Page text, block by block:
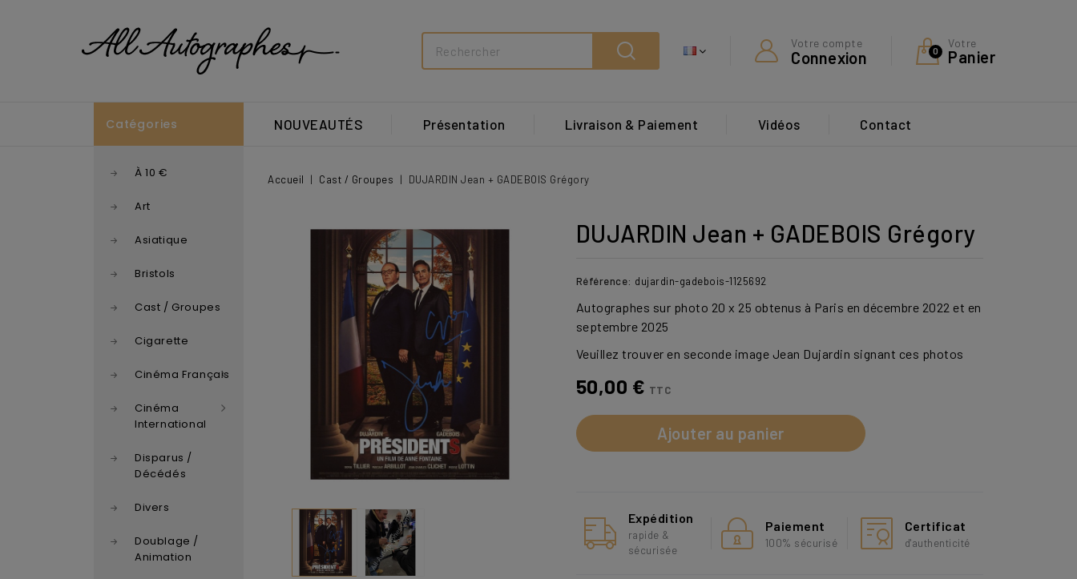
Votre
Panier
0
Votre compte
Connexion
Search
NOUVEAUTÉS Présentation Livraison & Paiement Vidéos Contact
Catégories
À 10 €
Art
Asiatique
Bristols
Cast / Groupes
Cigarette
Cinéma Français
Cinéma
International
Disparus /
Décédés
Divers
Doublage /
Animation
Accueil Cast / Groupes DUJARDIN Jean + GADEBOIS Grégory
DUJARDIN Jean + GADEBOIS Grégory
Référence: dujardin-gadebois-1125692
Autographes sur photo 20 x 25 obtenus à Paris en décembre 2022 et en
septembre 2025
Veuillez trouver en seconde image Jean Dujardin signant ces photos
50,00 € TTC
Ajouter au panier
Expédition
rapide &
sécurisée
Paiement
100% sécurisé
Certificat
d'authenticité